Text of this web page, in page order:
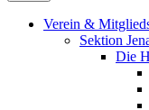
Verein &
Sektion
Die